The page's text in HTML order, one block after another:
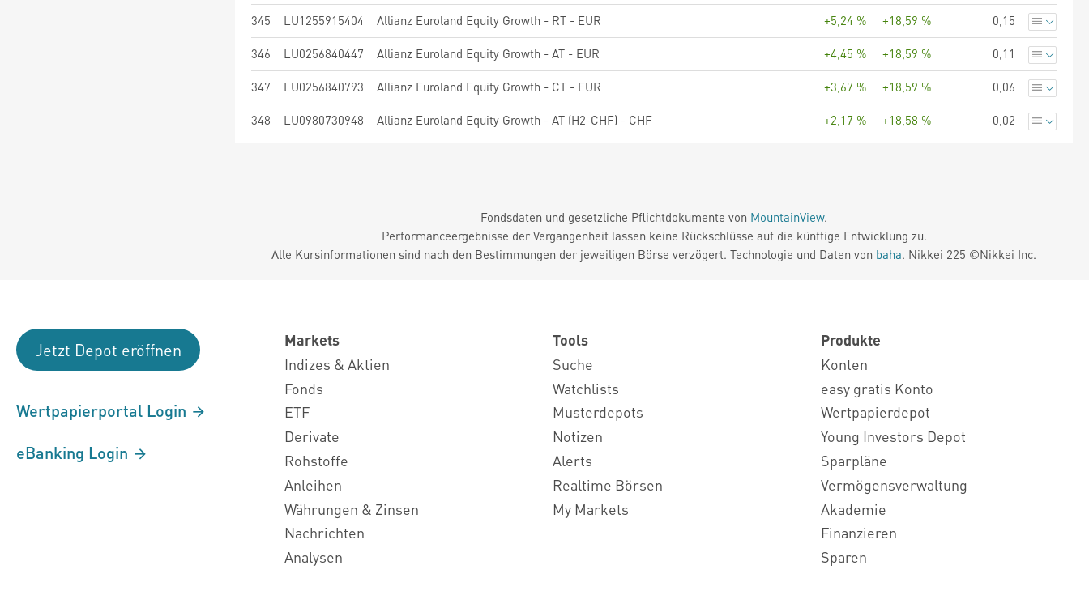
345 LU1255915404 Allianz Euroland Equity Growth - RT - EUR +5,24 % +18,59 % 0,15
346 LU0256840447 Allianz Euroland Equity Growth - AT - EUR +4,45 % +18,59 % 0,11
347 LU0256840793 Allianz Euroland Equity Growth - CT - EUR +3,67 % +18,59 % 0,06
348 LU0980730948 Allianz Euroland Equity Growth - AT (H2-CHF) - CHF +2,17 % +18,58 % -0,02
Fondsdaten und gesetzliche Pflichtdokumente von MountainView.
Performanceergebnisse der Vergangenheit lassen keine Rückschlüsse auf die künftige Entwicklung zu.
Alle Kursinformationen sind nach den Bestimmungen der jeweiligen Börse verzögert. Technologie und Daten von baha. Nikkei 225 ©Nikkei Inc.
Jetzt Depot eröffnen
Wertpapierportal Login
eBanking Login
Markets
Indizes & Aktien
Fonds
ETF
Derivate
Rohstoffe
Anleihen
Währungen & Zinsen
Nachrichten
Analysen
Tools
Suche
Watchlists
Musterdepots
Notizen
Alerts
Realtime Börsen
My Markets
Produkte
Konten
easy gratis Konto
Wertpapierdepot
Young Investors Depot
Sparpläne
Vermögensverwaltung
Akademie
Finanzieren
Sparen